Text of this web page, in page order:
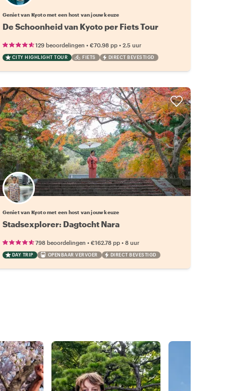
Geniet van Kyoto met een host van jouw keuze
De Schoonheid van Kyoto per Fiets Tour
129 beoordelingen • €70.98 pp• 2.5 uur
CITY HIGHLIGHT TOUR FIETS DIRECT BEVESTIGD
Kies jouw favoriete local
Geniet van Kyoto met een host van jouw keuze
Stadsexplorer: Dagtocht Nara
798 beoordelingen • €162.78 pp• 8 uur
DAY TRIP OPENBAAR VERVOER DIRECT BEVESTIGD